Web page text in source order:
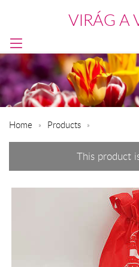
VIRÁG A
Home Products
This product